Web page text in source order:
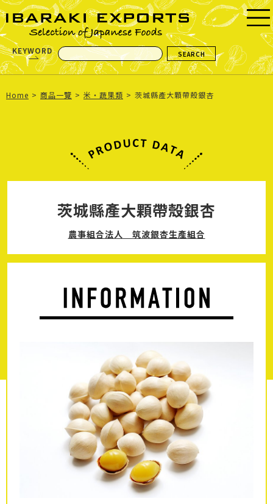
KEYWORD
Home 商品一覽 米・蔬果類 茨城縣產大顆帶殼銀杏
茨城縣產大顆帶殼銀杏
農事組合法人 筑波銀杏生產組合